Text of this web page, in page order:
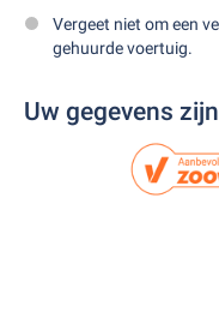
Vergeet niet om een
gehuurde voertuig.
Uw gegevens